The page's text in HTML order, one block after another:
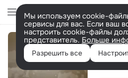
Мы используем cookie-
сервисы для вас. Если ваш
настроить cookie-файлы
представитель. Больше
Разрешить все How